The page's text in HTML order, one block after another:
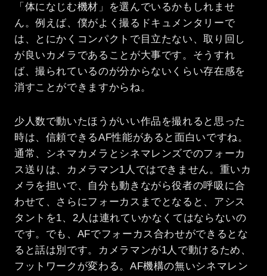
「体になじむ機材」を選んでいるかもしれませ
ん。例えば、僕がよく撮るドキュメンタリーで
は、とにかくコンパクトで目立たない、取り回し
が良いカメラであることが大事です。そうすれ
ば、撮られているのが分からないくらい存在感を
消すことができますからね。
少人数で動いたほうがいい作品を撮れると思った
時は、信頼できるAF性能があると面白いですね。
通常、シネマカメラとシネマレンズでのフォーカ
ス送りは、カメラマン1人ではできません。重いカ
メラを担いで、自分も動きながら役者の呼吸に合
わせて、さらにフォーカスまでとなると、アシス
タントを1、2人は連れていかなくてはならないの
です。でも、AFでフォーカス合わせができるとな
ると話は別です。カメラマンが1人で動けるため、
フットワークが変わる。AF機構の無いシネマレン